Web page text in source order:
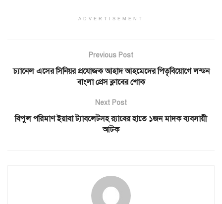
ADVERTISEMENT
Previous Post
চ্যানেল এসের সিনিয়র প্রযোজক আহাদ আহমেদের পিতৃবিয়োগে লন্ডন
বাংলা প্রেস ক্লাবের শোক
Next Post
বিপুল পরিমাণ ইয়াবা ট্যাবলেটসহ র‍্যাবের হাতে ১জন মাদক ব্যবসায়ী
আটক